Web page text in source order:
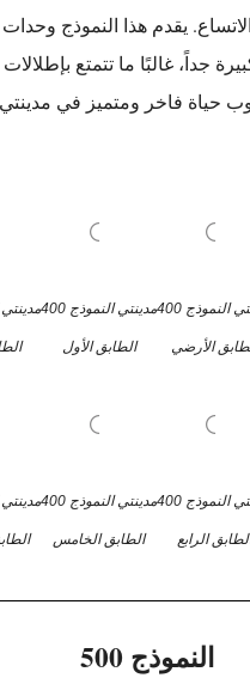
يقدم هذا النموذج
جداً، غالبًا ما تتمتع بإطلالات
حياة فاخر ومتميز في
مدينتي النموذج 400
الأرضي
مدينتي النموذج 400
الطابق الأول
مدينتي النموذج 400
الرابع
مدينتي النموذج 400
الطابق الخامس
النموذج 500